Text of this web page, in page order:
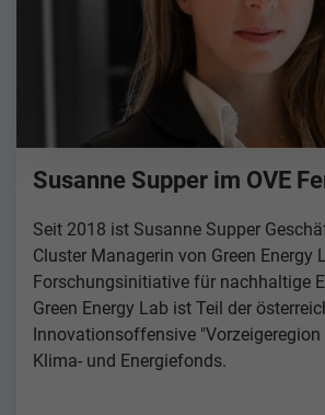
Susanne Supper im OVE
Seit 2018 ist Susanne Supper
Cluster Managerin von Green Energy
Forschungsinitiative für nachhaltige
Green Energy Lab ist Teil der
Innovationsoffensive "Vorzeigeregion
Klima- und Energiefonds.